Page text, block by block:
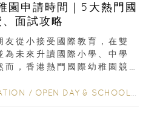
申請時間｜5大熱門國
面試攻略
友從小接受國際教育，在雙
為未來升讀國際小學、中學
，香港熱門國際幼稚園競
/ OPEN DAY & SCHOOL EVENTS